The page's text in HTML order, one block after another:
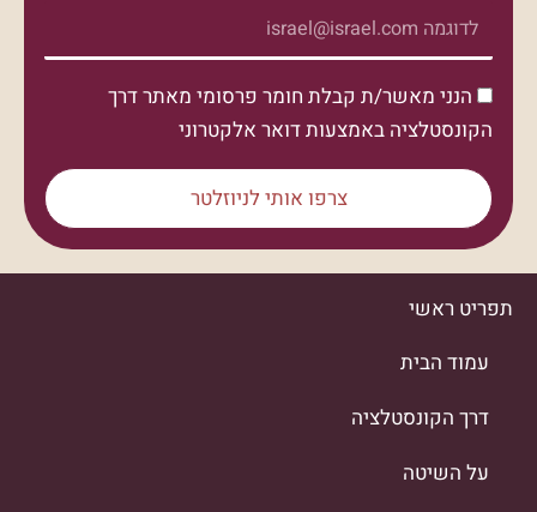
הנני מאשר/ת קבלת חומר פרסומי מאתר דרך
הקונסטלציה באמצעות דואר אלקטרוני
צרפו אותי לניוזלטר
תפריט ראשי
עמוד הבית
דרך הקונסטלציה
על השיטה